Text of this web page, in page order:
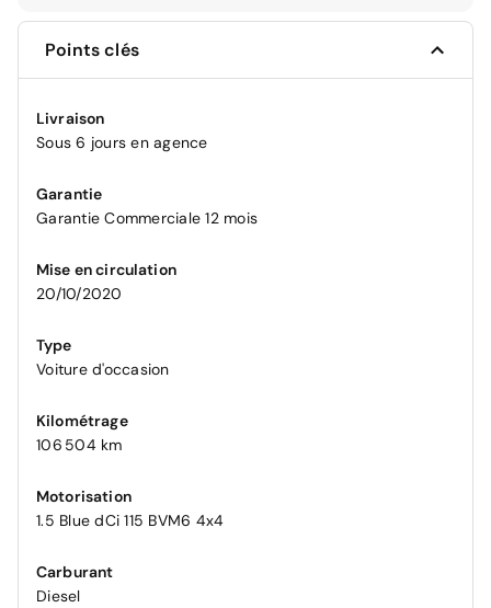
Points clés
Livraison
Sous 6 jours en agence
Garantie
Garantie Commerciale 12 mois
Mise en circulation
20/10/2020
Type
Voiture d'occasion
Kilométrage
106 504 km
Motorisation
1.5 Blue dCi 115 BVM6 4x4
Carburant
Diesel